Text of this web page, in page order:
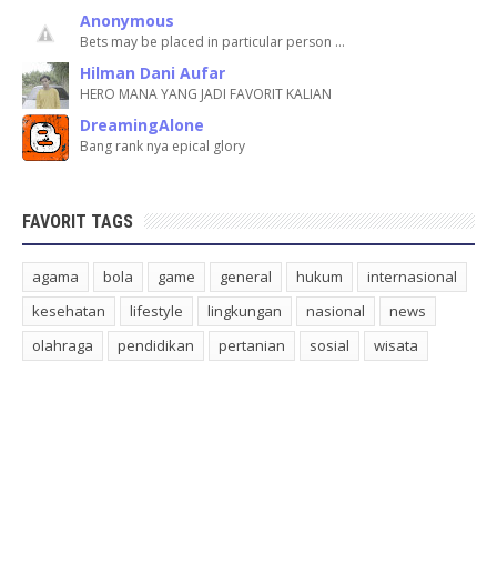
Anonymous
Bets may be placed in particular person …
Hilman Dani Aufar
HERO MANA YANG JADI FAVORIT KALIAN
DreamingAlone
Bang rank nya epical glory
FAVORIT TAGS
agama bola game general hukum
internasional
kesehatan
lifestyle lingkungan nasional
news
olahraga
pendidikan pertanian sosial wisata